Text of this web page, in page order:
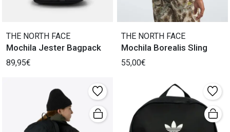
THE NORTH FACE
Mochila Jester Bagpack
89,95€
THE NORTH FACE
Mochila Borealis Sling
55,00€